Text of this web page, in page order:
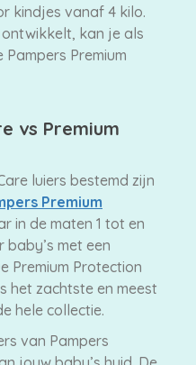
kindjes vanaf 4 kilo.
kan je als
Premium
vs Premium
luiers bestemd zijn
Premium
in de maten 1 tot en
baby’s met een
Premium Protection
het zachtste en meest
hele collectie.
van Pampers